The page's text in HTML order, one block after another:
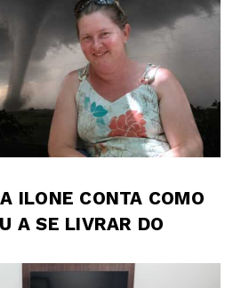
ILONE CONTA COMO
A SE LIVRAR DO